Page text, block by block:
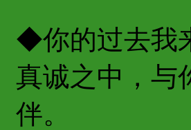
◆你的过去我
真诚之中，与
伴。